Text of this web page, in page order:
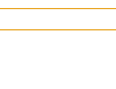
Plastic, 2 Row, Vertical/